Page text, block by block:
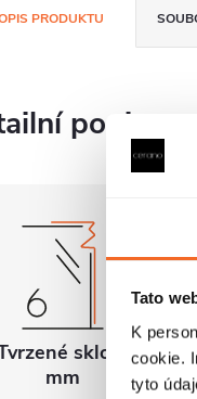
Tato
K
cookie.
tyto
PRODUKTU
popis
sklo 6
mm